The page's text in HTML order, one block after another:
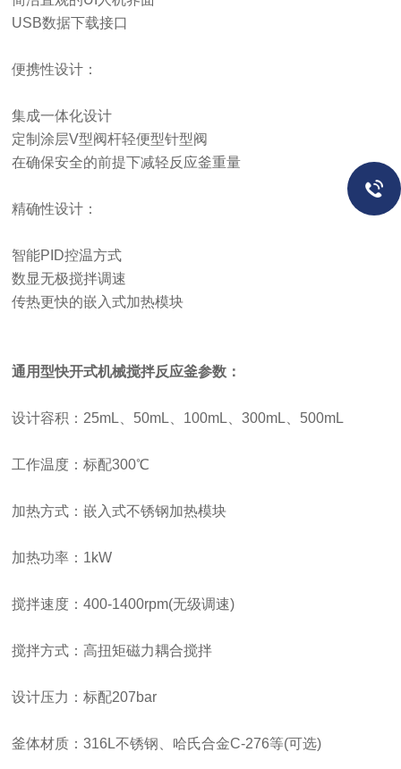
USB数据下载接口
便携性设计：
集成一体化设计
定制涂层V型阀杆轻便型针型阀
在确保安全的前提下减轻反应釜重量
精确性设计：
智能PID控温方式
数显无极搅拌调速
传热更快的嵌入式加热模块
通用型快开式机械搅拌反应釜参数：
设计容积： 25mL、50mL、100mL、300mL、500mL
工作温度：标配300℃
加热方式：嵌入式不锈钢加热模块
加热功率： 1kW
搅拌速度：400-1400rpm(无级调速)
搅拌方式：高扭矩磁力耦合搅拌
设计压力：标配207bar
釜体材质：316L不锈钢、哈氏合金C-276等(可选)